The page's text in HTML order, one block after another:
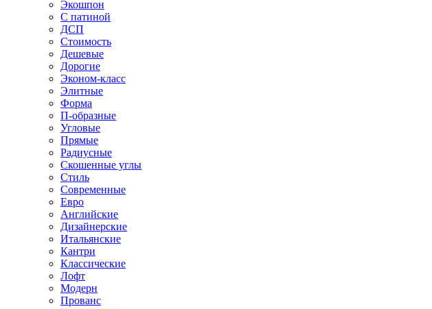
Экошпон
С патиной
ДСП
Стоимость
Дешевые
Дорогие
Эконом-класс
Элитные
Форма
П-образные
Угловые
Прямые
Радиусные
Скошенные углы
Стиль
Современные
Евро
Английские
Дизайнерские
Итальянские
Кантри
Классические
Лофт
Модерн
Прованс